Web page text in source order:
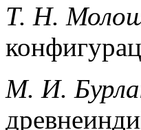
Т. Н.
М. И.